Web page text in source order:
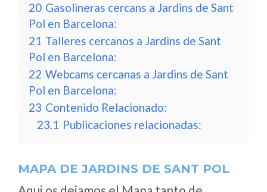
20 Gasolineras cercans a Jardins de Sant
Pol en Barcelona:
21 Talleres cercanos a Jardins de Sant
Pol en Barcelona:
22 Webcams cercanas a Jardins de Sant
Pol en Barcelona:
23 Contenido Relacionado:
23.1 Publicaciones relacionadas:
MAPA DE JARDINS DE SANT POL